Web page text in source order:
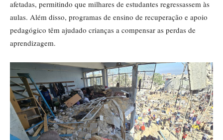
afetadas, permitindo que milhares de estudantes regressassem às
aulas. Além disso, programas de ensino de recuperação e apoio
pedagógico têm ajudado crianças a compensar as perdas de
aprendizagem.